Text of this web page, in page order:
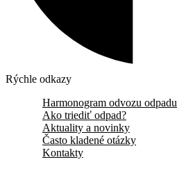
Rýchle odkazy
Harmonogram odvozu odpadu
Ako triediť odpad?
Aktuality a novinky
Často kladené otázky
Kontakty